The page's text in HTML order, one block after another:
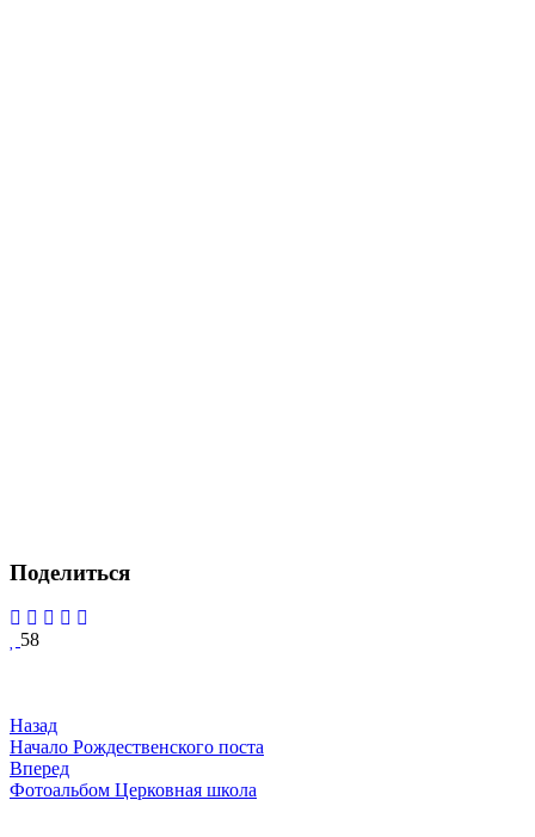
Поделиться
58
записям
Назад
Начало Рождественского поста
Вперед
Фотоальбом Церковная школа